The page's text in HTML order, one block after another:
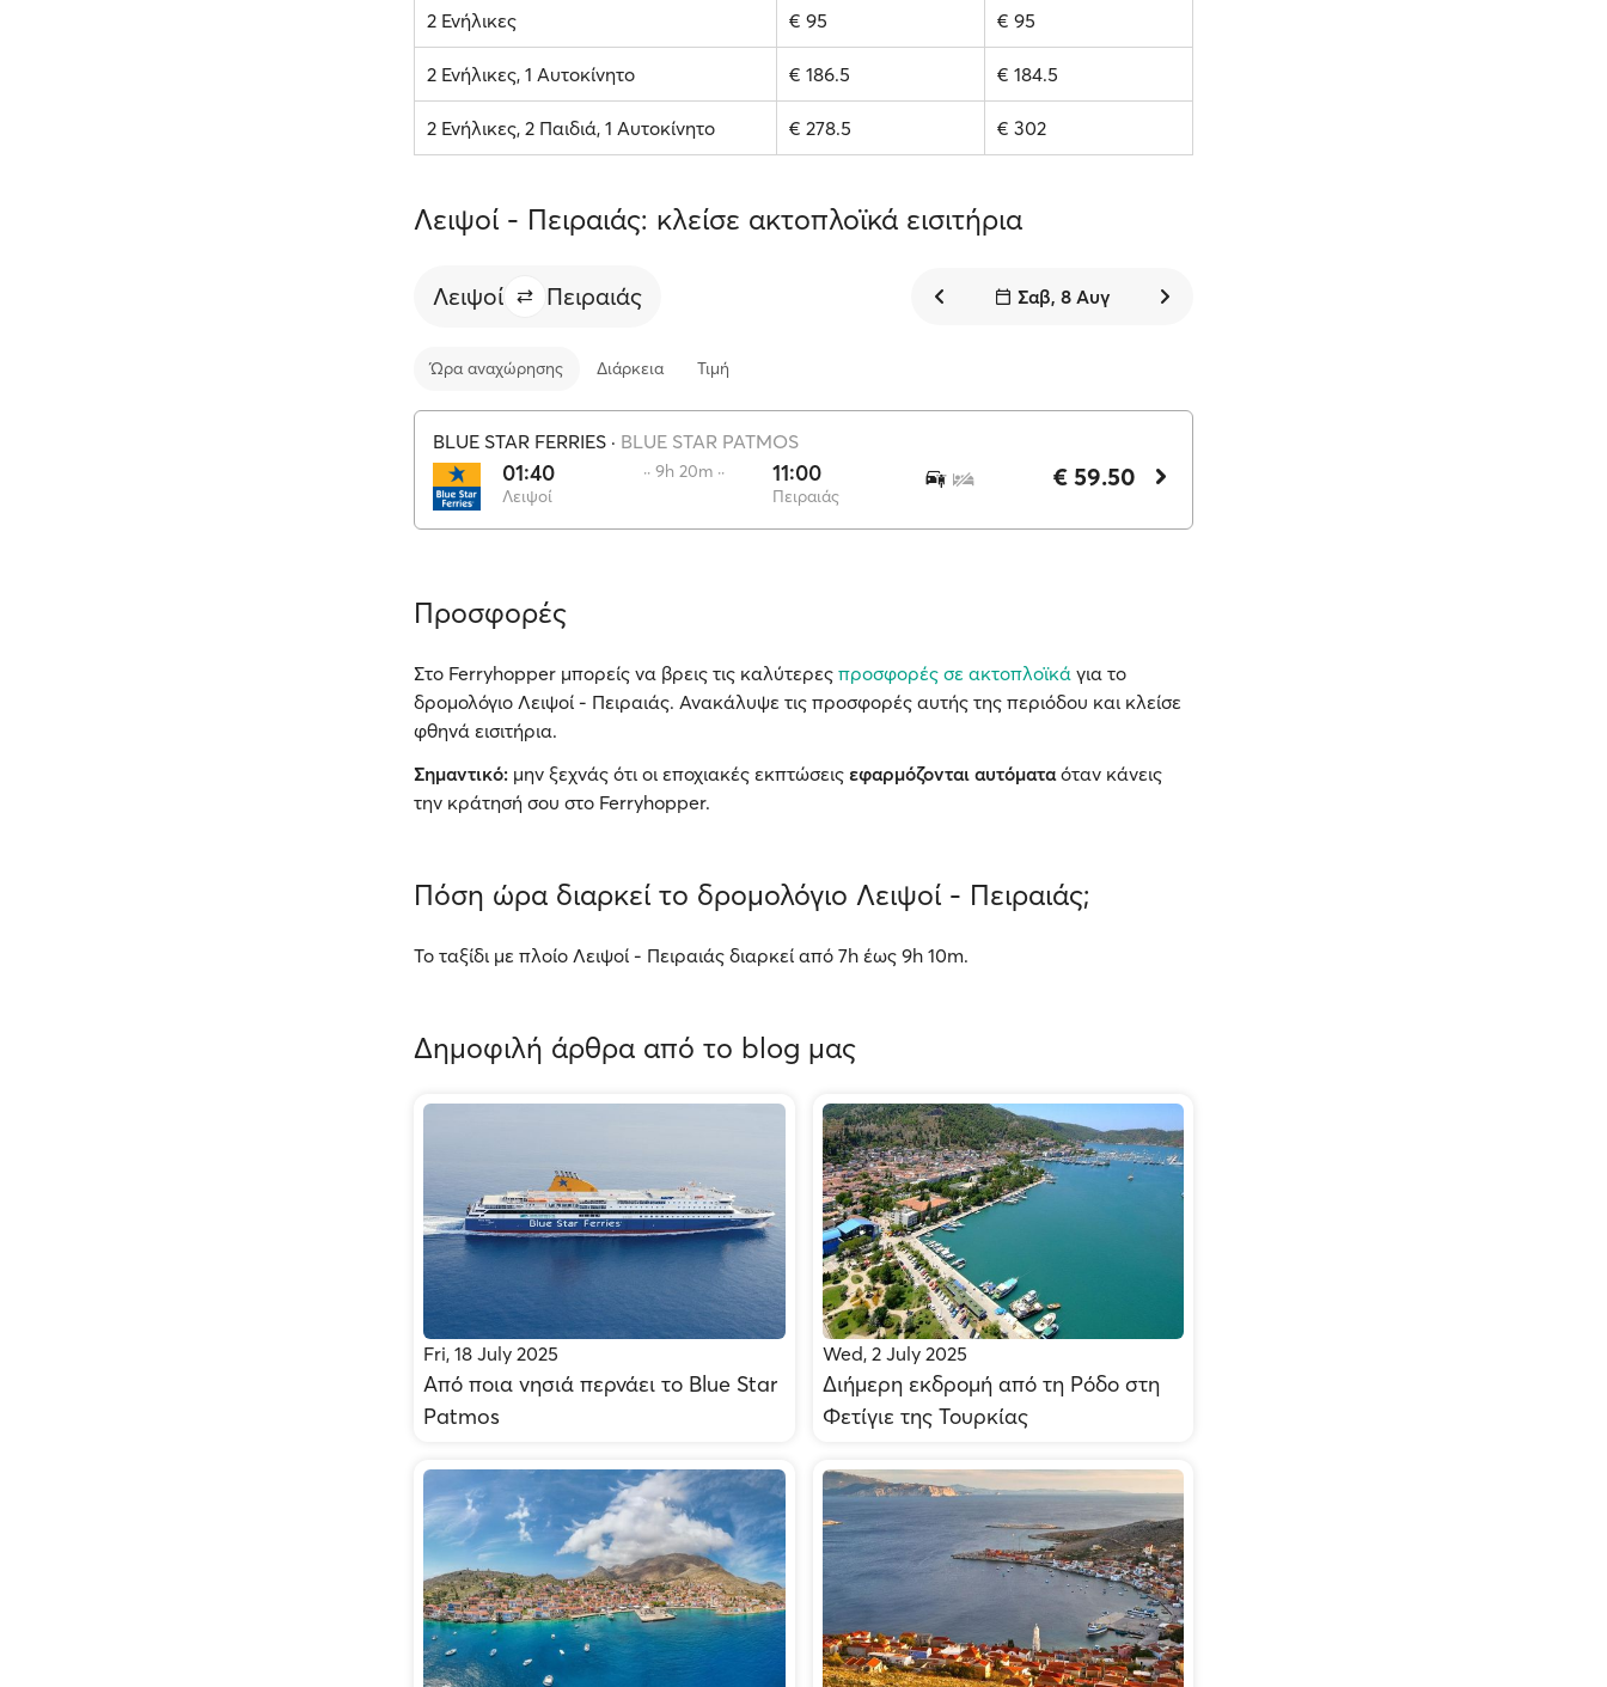
2 Ενήλικες € 95 € 95
2 Ενήλικες, 1 Αυτοκίνητο € 186.5 € 184.5
2 Ενήλικες, 2 Παιδιά, 1 Αυτοκίνητο € 278.5 € 302
Λειψοί - Πειραιάς: κλείσε ακτοπλοϊκά εισιτήρια
Λειψοί Πειραιάς Σαβ, 8 Αυγ
Ώρα αναχώρησης Διάρκεια Τιμή
BLUE STAR FERRIES · BLUE STAR PATMOS
01:40
Λειψοί
·· 9h 20m ·· 11:00
Πειραιάς
€ 59.50
Προσφορές
Στο Ferryhopper μπορείς να βρεις τις καλύτερες προσφορές σε ακτοπλοϊκά για το
δρομολόγιο Λειψοί - Πειραιάς. Ανακάλυψε τις προσφορές αυτής της περιόδου και κλείσε
φθηνά εισιτήρια.
Σημαντικό: μην ξεχνάς ότι οι εποχιακές εκπτώσεις εφαρμόζονται αυτόματαόταν κάνεις
την κράτησή σου στο Ferryhopper.
Πόση ώρα διαρκεί το δρομολόγιο Λειψοί - Πειραιάς;
Το ταξίδι με πλοίο Λειψοί - Πειραιάς διαρκεί από 7h έως 9h 10m.
Δημοφιλή άρθρα από το blog μας
Fri, 18 July 2025
Από ποια νησιά περνάει το Blue Star
Patmos
Wed, 2 July 2025
Διήμερη εκδρομή από τη Ρόδο στη
Φετίγιε της Τουρκίας